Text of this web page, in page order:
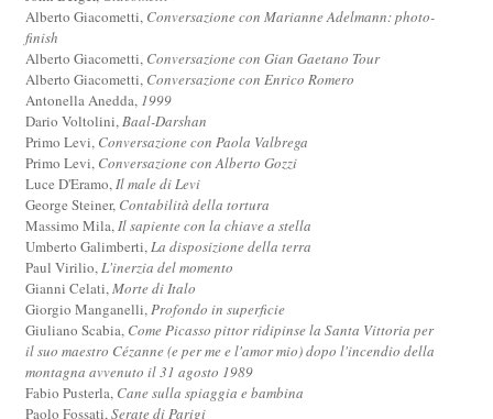
Alberto Giacometti, Conversazione con Marianne Adelmann: photo-
finish
Alberto Giacometti, Conversazione con Gian Gaetano Tour
Alberto Giacometti, Conversazione con Enrico Romero
Antonella Anedda, 1999
Dario Voltolini,Baal-Darshan
Primo Levi, Conversazione con Paola Valbrega
Primo Levi, Conversazione con Alberto Gozzi
Luce D'Eramo,Il male di Levi
George Steiner, Contabilità della tortura
Massimo Mila,Il sapiente con la chiave a stella
Umberto Galimberti,La disposizione della terra
Paul Virilio,L'inerzia del momento
Gianni Celati,Morte di Italo
Giorgio Manganelli,Profondo in superficie
Giuliano Scabia, Come Picasso pittor ridipinse la Santa Vittoria per
il suo maestro Cézanne (e per me e l'amor mio) dopo l'incendio della
montagna avvenuto il 31 agosto 1989
Fabio Pusterla, Cane sulla spiaggia e bambina
Paolo Fossati,Serate di Parigi